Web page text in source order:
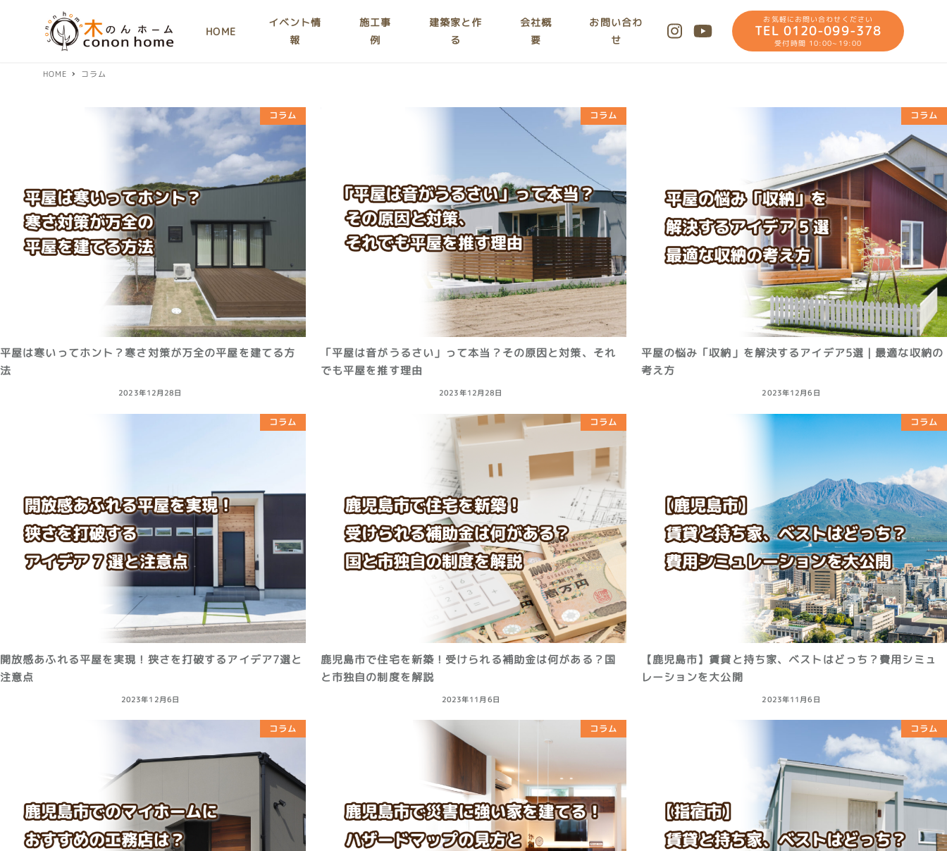
HOME
イベント情
報
施工事
例
建築家と作
る
会社概
要
お問い合わ
せ
お気軽にお問い合わせください
TEL 0120-099-378
受付時間 10:00~19:00
HOME コラム
コラム
平屋は寒いってホント？寒さ対策が万全の平屋を建てる方
法
2023年12月28日
コラム
「平屋は音がうるさい」って本当？その原因と対策、それ
でも平屋を推す理由
2023年12月28日
コラム
平屋の悩み「収納」を解決するアイデア5選｜最適な収納の
考え方
2023年12月6日
コラム
開放感あふれる平屋を実現！狭さを打破するアイデア7選と
注意点
2023年12月6日
コラム
鹿児島市で住宅を新築！受けられる補助金は何がある？国
と市独自の制度を解説
2023年11月6日
コラム
【鹿児島市】賃貸と持ち家、ベストはどっち？費用シミュ
レーションを大公開
2023年11月6日
コラム コラム コラム